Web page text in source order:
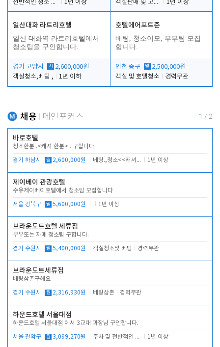
전반적인 청소 업무(객실청소.객실정리)
1년 이상
객실판매 및 고객응대
1년 이상
일산대화 라트리호텔
일산 대화역 라트리호텔에서
청소팀을 구인합니다.
경기 고양시 시
2,600,000원
객실청소,베팅 ,
1년 이하
호텔에어포트준
베팅, 청소이모, 부부팀 모집
합니다.
인천 중구 월 2,500,000원
객실 및 호텔청소
경력무관
채용 메인포커스 1 / 2
바로호텔
청소한분..<캐셔 한분>.. 구합니다.
경기 하남시 월 2,600,000원 베팅.,청소<<캐셔 모셔봅니다. 1년 이상
제이베이 관광호텔
수유제이베이호텔에서 청소팀 모집합니다
서울 강북구 월 5,600,000원 1년 이상
브라운도트호텔 세류점
부부또는 자매 청소팀 구합니다.
경기 수원시 월 5,400,000원 객실청소및 베팅 경력무관
브라운도트세류점
베팅삼촌구해요
경기 수원시 월 2,316,930원 베팅삼촌 경력무관
하운드호텔 서울대점
하운드호텔 서울대점 에서 3교대 과장님 구인합니다.
서울 관악구 월 3,099,270원 주차 및 전반적인 당번업무 1년 이상